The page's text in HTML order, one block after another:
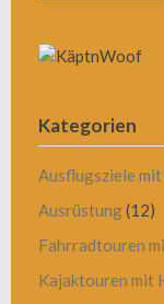
Kategorien
Ausflugsziele mit
Ausrüstung(12)
Fahrradtouren
Kajaktouren mit